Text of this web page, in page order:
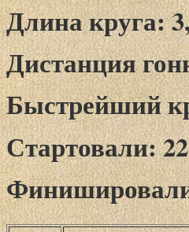
Длина круга:
Дистанция
Быстрейший
Стартовали: 22